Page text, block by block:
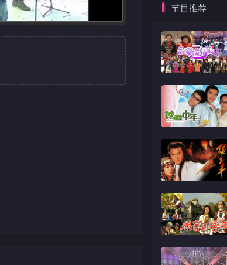
节目推荐